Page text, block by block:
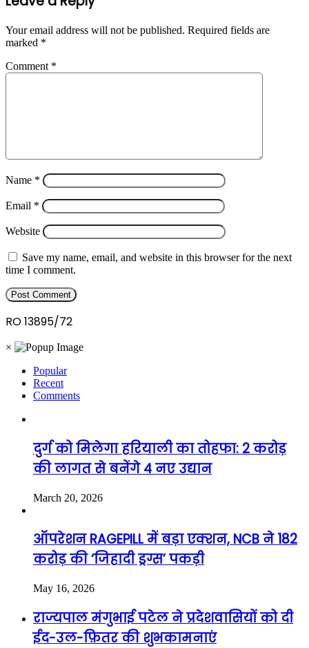
Your email address will not be published. Required fields are
marked *
Comment *
Name *
Email *
Website
Save my name, email, and website in this browser for the next
time I comment.
RO 13895/72
×
Popular
Recent
Comments
दुर्ग को मिलेगा हरियाली का तोहफा: 2 करोड़
की लागत से बनेंगे 4 नए उद्यान
March 20, 2026
ऑपरेशन RAGEPILL में बड़ा एक्शन, NCB ने 182
करोड़ की ‘जिहादी ड्रग्स’ पकड़ी
May 16, 2026
राज्यपाल मंगुभाई पटेल ने प्रदेशवासियों को दी
ईद-उल-फ़ितर की शुभकामनाएं